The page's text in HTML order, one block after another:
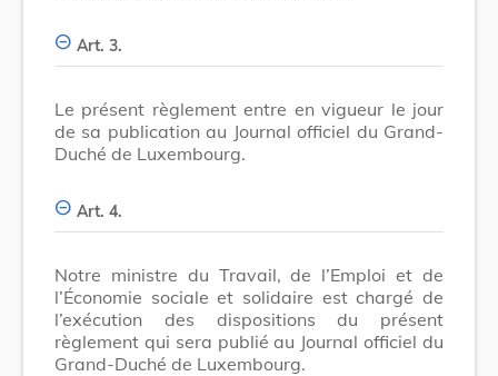
Art. 3.
Le présent règlement entre en vigueur le jour
de sa publication au Journal officiel du Grand-
Duché de Luxembourg.
Art. 4.
Notre ministre du Travail, de l’Emploi et de
l’Économie sociale et solidaire est chargé de
l’exécution des dispositions du présent
règlement qui sera publié au Journal officiel du
Grand-Duché de Luxembourg.